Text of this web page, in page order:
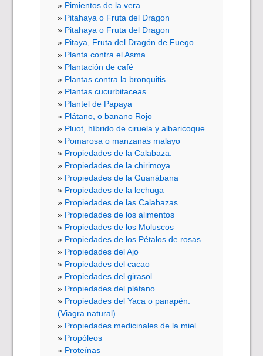
Pimientos de la vera
Pitahaya o Fruta del Dragon
Pitahaya o Fruta del Dragon
Pitaya, Fruta del Dragón de Fuego
Planta contra el Asma
Plantación de café
Plantas contra la bronquitis
Plantas cucurbitaceas
Plantel de Papaya
Plátano, o banano Rojo
Pluot, híbrido de ciruela y albaricoque
Pomarosa o manzanas malayo
Propiedades de la Calabaza.
Propiedades de la chirimoya
Propiedades de la Guanábana
Propiedades de la lechuga
Propiedades de las Calabazas
Propiedades de los alimentos
Propiedades de los Moluscos
Propiedades de los Pétalos de rosas
Propiedades del Ajo
Propiedades del cacao
Propiedades del girasol
Propiedades del plátano
Propiedades del Yaca o panapén.
(Viagra natural)
Propiedades medicinales de la miel
Propóleos
Proteínas